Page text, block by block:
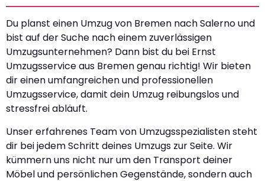
Du planst einen Umzug von Bremen nach Salerno und
bist auf der Suche nach einem zuverlässigen
Umzugsunternehmen? Dann bist du bei Ernst
Umzugsservice aus Bremen genau richtig! Wir bieten
dir einen umfangreichen und professionellen
Umzugsservice, damit dein Umzug reibungslos und
stressfrei abläuft.
Unser erfahrenes Team von Umzugsspezialisten steht
dir bei jedem Schritt deines Umzugs zur Seite. Wir
kümmern uns nicht nur um den Transport deiner
Möbel und persönlichen Gegenstände, sondern auch